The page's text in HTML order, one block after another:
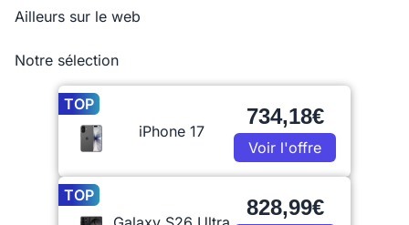
Ailleurs sur le web
Notre sélection
TOP
iPhone 17
734,18€
Voir l'offre
TOP
828,99€